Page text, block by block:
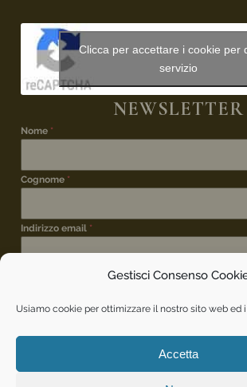
Gestisci Consenso
Usiamo cookie per ottimizzare il nostro sito web ed
Accetta
Clicca per accettare i cookie per
servizio
NEWSLETTER
Nome *
Cognome *
Indirizzo email *
ISCRIZIONE NEWSLETTER*
aggiornato sui vostri eventi.